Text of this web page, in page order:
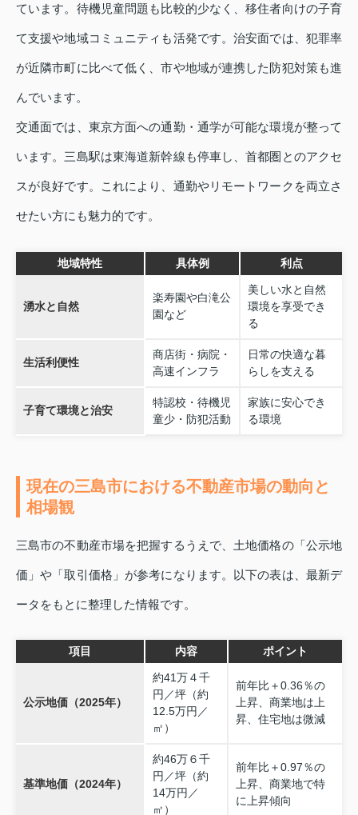
ています。待機児童問題も比較的少なく、移住者向けの子育
て支援や地域コミュニティも活発です。治安面では、犯罪率
が近隣市町に比べて低く、市や地域が連携した防犯対策も進
んでいます。
交通面では、東京方面への通勤・通学が可能な環境が整って
います。三島駅は東海道新幹線も停車し、首都圏とのアクセ
スが良好です。これにより、通勤やリモートワークを両立さ
せたい方にも魅力的です。
地域特性 具体例 利点
湧水と自然
楽寿園や白滝公
園など
美しい水と自然
環境を享受でき
る
生活利便性
商店街・病院・
高速インフラ
日常の快適な暮
らしを支える
子育て環境と治安
特認校・待機児
童少・防犯活動
家族に安心でき
る環境
現在の三島市における不動産市場の動向と
相場観
三島市の不動産市場を把握するうえで、土地価格の「公示地
価」や「取引価格」が参考になります。以下の表は、最新デ
ータをもとに整理した情報です。
項目 内容 ポイント
公示地価（2025年）
約41万４千
円／坪（約
12.5万円／
㎡）
前年比＋0.36％の
上昇、商業地は上
昇、住宅地は微減
基準地価（2024年）
約46万６千
円／坪（約
14万円／
㎡）
前年比＋0.97％の
上昇、商業地で特
に上昇傾向